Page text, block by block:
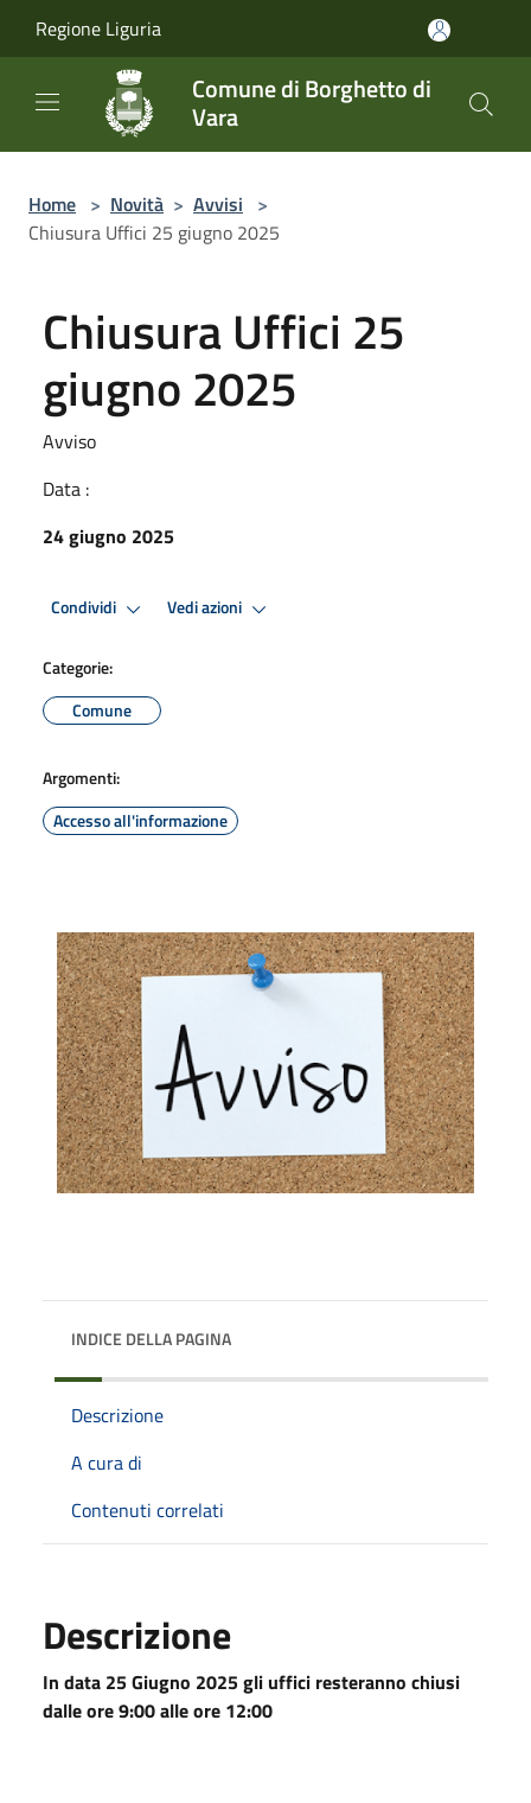
Regione Liguria
Comune di Borghetto di
Vara
Home > Novità > Avvisi >
Chiusura Uffici 25 giugno 2025
Chiusura Uffici 25
giugno 2025
Avviso
Data :
24 giugno 2025
Condividi Vedi azioni
Categorie:
Comune
Argomenti:
Accesso all'informazione
INDICE DELLA PAGINA
Descrizione
A cura di
Contenuti correlati
Descrizione
In data 25 Giugno 2025 gli uffici resteranno chiusi
dalle ore 9:00 alle ore 12:00